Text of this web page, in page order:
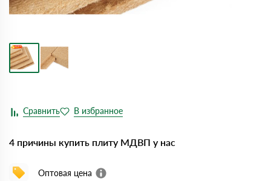
4 причины купить плиту МДВП у нас
Оптовая цена